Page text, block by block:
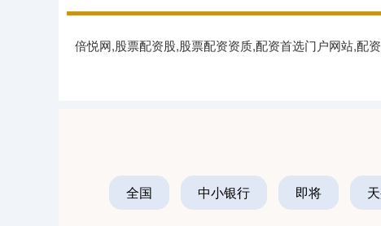
倍悦网,股票配资股,股票配资资质,配资首选门户网站,配
全国 中小银行 即将